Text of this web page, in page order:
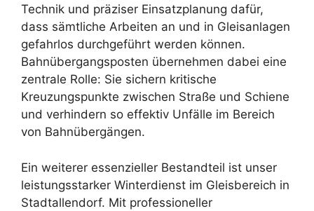
Technik und präziser Einsatzplanung dafür,
dass sämtliche Arbeiten an und in Gleisanlagen
gefahrlos durchgeführt werden können.
Bahnübergangsposten übernehmen dabei eine
zentrale Rolle: Sie sichern kritische
Kreuzungspunkte zwischen Straße und Schiene
und verhindern so effektiv Unfälle im Bereich
von Bahnübergängen.
Ein weiterer essenzieller Bestandteil ist unser
leistungsstarker Winterdienst im Gleisbereich in
Stadtallendorf. Mit professioneller